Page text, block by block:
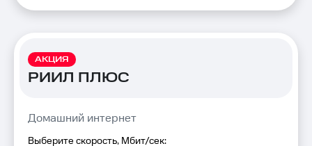
АКЦИЯ
РИИЛ ПЛЮС
Домашний интернет
Выберите скорость, Мбит/сек: